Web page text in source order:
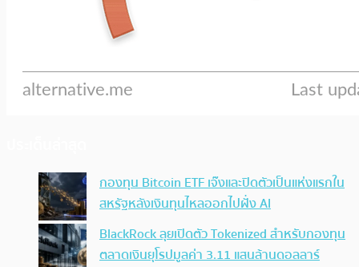
กองทุน Bitcoin ETF เจ๊งและปิดตัวเป็นแห่งแรกใน
สหรัฐหลังเงินทุนไหลออกไปฝั่ง AI
BlackRock ลุยเปิดตัว Tokenized สำหรับกองทุน
ตลาดเงินยุโรปมูลค่า 3.11 แสนล้านดอลลาร์